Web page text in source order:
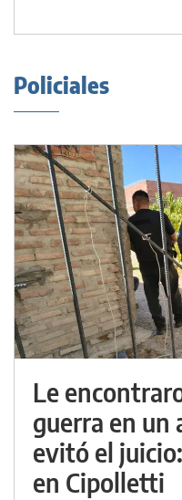
Policiales
Le
guerra en
evitó el
en Cipolletti